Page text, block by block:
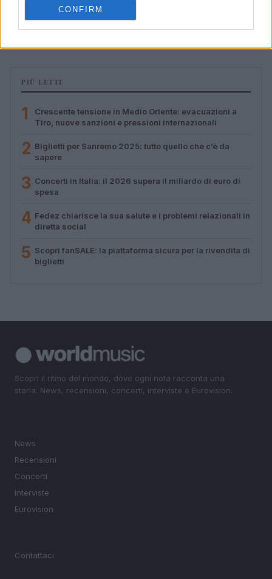
CONFIRM
Valle d’Aosta: polemiche tra sindacato e istituzioni per
le supplenze scolastiche
PIÙ LETTI
1
Crescente tensione in Medio Oriente: evacuazioni a
Tiro, nuove sanzioni e pressioni internazionali
2 Biglietti per Sanremo 2025: tutto quello che c’è da
sapere
3 Concerti in Italia: il 2026 supera il miliardo di euro di
spesa
4 Fedez chiarisce la sua salute e i problemi relazionali in
diretta social
5 Scopri fanSALE: la piattaforma sicura per la rivendita di
biglietti
Scopri il ritmo del mondo, dove ogni nota racconta una
storia. News, recensioni, concerti, interviste e Eurovision.
News
Recensioni
Concerti
Interviste
Eurovision
Contattaci